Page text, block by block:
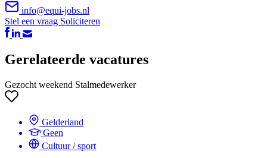
info@equi-jobs.nl
Stel een vraag Soliciteren
Gerelateerde vacatures
Gezocht weekend Stalmedewerker
Gelderland
Geen
Cultuur / sport